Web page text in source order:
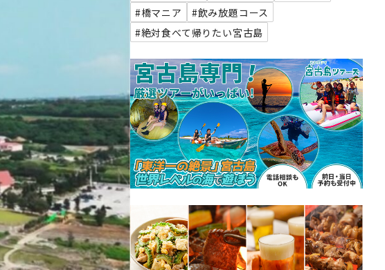
#橋マニア
#飲み放題コース
#絶対食べて帰りたい宮古島